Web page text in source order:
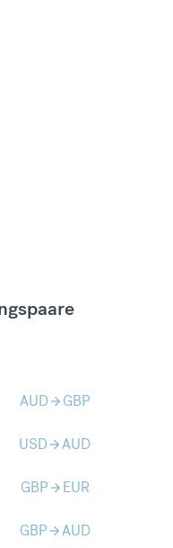
AUDarrow_forward GBP
USDarrow_forwardAUD
GBParrow_forward EUR
GBParrow_forwardAUD